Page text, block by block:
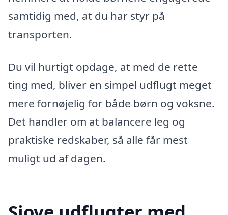
samtidig med, at du har styr på
transporten.
Du vil hurtigt opdage, at med de rette
ting med, bliver en simpel udflugt meget
mere fornøjelig for både børn og voksne.
Det handler om at balancere leg og
praktiske redskaber, så alle får mest
muligt ud af dagen.